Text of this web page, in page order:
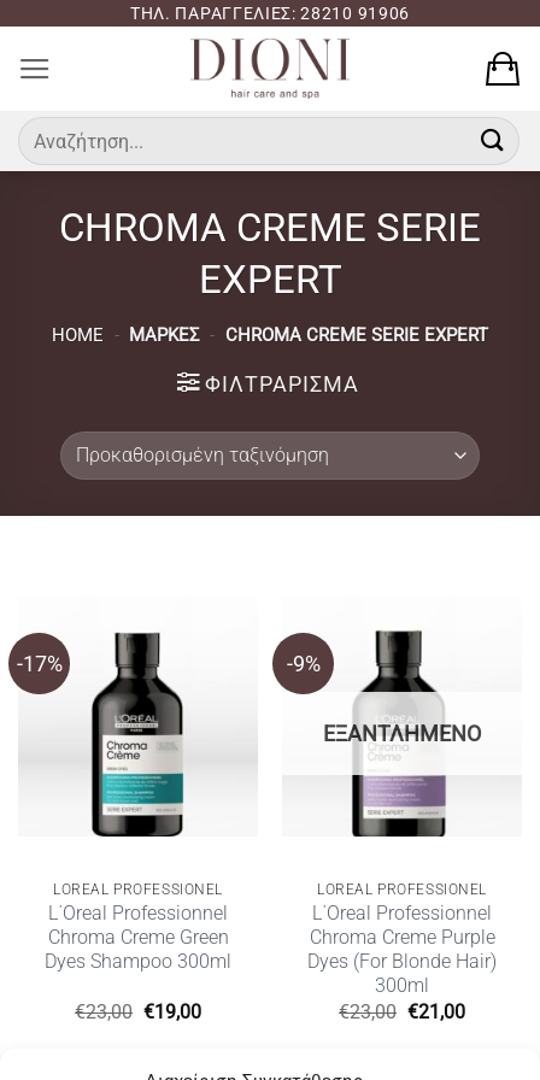
περιεχόμενο
ΤΗΛ. ΠΑΡΑΓΓΕΛΙΕΣ: 28210 91906
Αναζήτηση
για:
CHROMA CREME SERIE
EXPERT
HOME - ΜΆΡΚΕΣ - CHROMA CREME SERIE EXPERT
ΦΙΛΤΡΆΡΙΣΜΑ
-17%
LOREAL PROFESSIONEL
L΄Oreal Professionnel
Chroma Creme Green
Dyes Shampoo 300ml
€23,00 Original
price
€19,00Η
-9%
ΕΞΑΝΤΛΗΜΈΝΟ
LOREAL PROFESSIONEL
L΄Oreal Professionnel
Chroma Creme Purple
Dyes (For Blonde Hair)
300ml
€23,00 Original
price
€21,00Η